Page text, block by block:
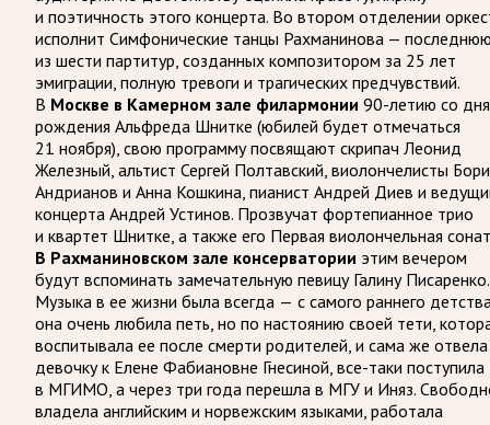
и поэтичность этого концерта. Во втором отделении
исполнит Симфонические танцы Рахманинова —
из шести партитур, созданных композитором за 25 лет
эмиграции, полную тревоги и трагических предчувствий.
В Москве в Камерном зале филармонии 90-летию со дня
рождения Альфреда Шнитке (юбилей будет отмечаться
21 ноября), свою программу посвящают скрипач Леонид
Железный, альтист Сергей Полтавский, виолончелисты
Андрианов и Анна Кошкина, пианист Андрей Диев и
концерта Андрей Устинов. Прозвучат фортепианное трио
и квартет Шнитке, а также его Первая виолончельная
В Рахманиновском зале консерватории этим вечером
будут вспоминать замечательную певицу Галину Писаренко.
Музыка в ее жизни была всегда — с самого раннего
она очень любила петь, но по настоянию своей тети,
воспитывала ее после смерти родителей, и сама же отвела
девочку к Елене Фабиановне Гнесиной, все-таки поступила
в МГИМО, а через три года перешла в МГУ и Иняз.
владела английским и норвежским языками, работала